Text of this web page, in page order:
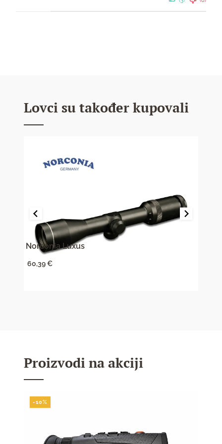
Lovci su također kupovali
Norconia Luxus
60,39€
Proizvodi na akciji
-10%